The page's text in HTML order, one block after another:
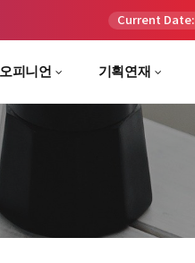
Current Date:
오피니언 기획연재